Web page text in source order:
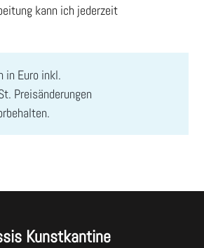
kann ich jederzeit
in Euro inkl.
Preisänderungen
Kunstkantine